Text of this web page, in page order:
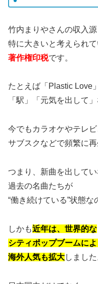
竹内まりやさんの収入源
特に大きいと考えられ
著作権印税です。
たとえば「Plastic Love
「駅」「元気を出して」
今でもカラオケやテレビ
サブスクなどで頻繁に再
つまり、新曲を出してい
過去の名曲たちが
“働き続けている”状態な
しかも近年は、世界的な
シティポップブームに
海外人気も拡大しました